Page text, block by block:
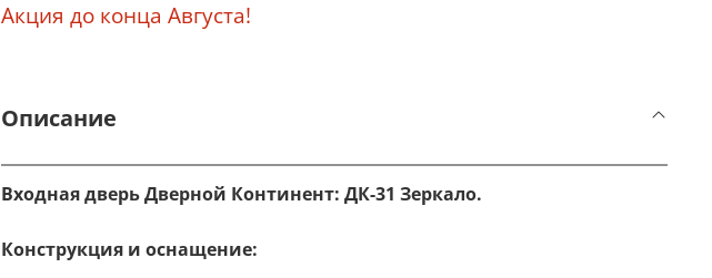
Акция до конца Августа!
Описание
Входная дверь Дверной Континент: ДК-31 Зеркало.
Конструкция и оснащение: